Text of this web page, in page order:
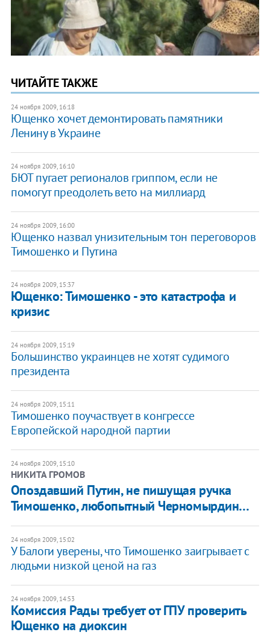
ЧИТАЙТЕ ТАКЖЕ
24 ноября 2009, 16:18
Ющенко хочет демонтировать памятники
Ленину в Украине
24 ноября 2009, 16:10
БЮТ пугает регионалов гриппом, если не
помогут преодолеть вето на миллиард
24 ноября 2009, 16:00
Ющенко назвал унизительным тон переговоров
Тимошенко и Путина
24 ноября 2009, 15:37
Ющенко: Тимошенко - это катастрофа и
кризис
24 ноября 2009, 15:19
Большинство украинцев не хотят судимого
президента
24 ноября 2009, 15:11
Тимошенко поучаствует в конгрессе
Европейской народной партии
24 ноября 2009, 15:10
НИКИТА ГРОМОВ
Опоздавший Путин, не пишущая ручка
Тимошенко, любопытный Черномырдин…
24 ноября 2009, 15:02
У Балоги уверены, что Тимошенко заигрывает с
людьми низкой ценой на газ
24 ноября 2009, 14:53
Комиссия Рады требует от ГПУ проверить
Ющенко на диоксин